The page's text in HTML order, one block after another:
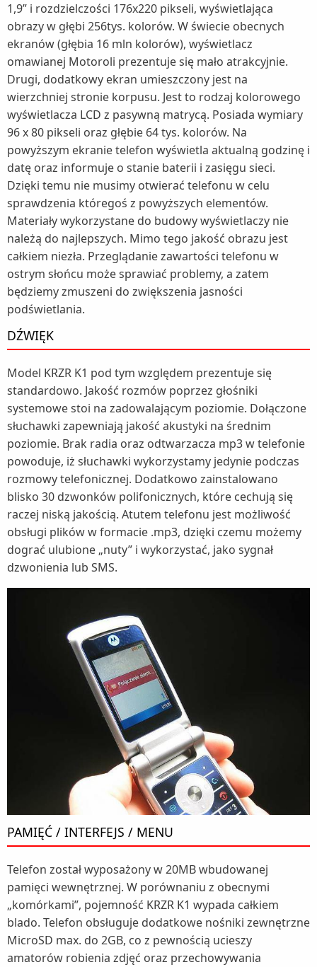
1,9” i rozdzielczości 176x220 pikseli, wyświetlająca
obrazy w głębi 256tys. kolorów. W świecie obecnych
ekranów (głębia 16 mln kolorów), wyświetlacz
omawianej Motoroli prezentuje się mało atrakcyjnie.
Drugi, dodatkowy ekran umieszczony jest na
wierzchniej stronie korpusu. Jest to rodzaj kolorowego
wyświetlacza LCD z pasywną matrycą. Posiada wymiary
96 x 80 pikseli oraz głębie 64 tys. kolorów. Na
powyższym ekranie telefon wyświetla aktualną godzinę i
datę oraz informuje o stanie baterii i zasięgu sieci.
Dzięki temu nie musimy otwierać telefonu w celu
sprawdzenia któregoś z powyższych elementów.
Materiały wykorzystane do budowy wyświetlaczy nie
należą do najlepszych. Mimo tego jakość obrazu jest
całkiem niezła. Przeglądanie zawartości telefonu w
ostrym słońcu może sprawiać problemy, a zatem
będziemy zmuszeni do zwiększenia jasności
podświetlania.
DŹWIĘK
Model KRZR K1 pod tym względem prezentuje się
standardowo. Jakość rozmów poprzez głośniki
systemowe stoi na zadowalającym poziomie. Dołączone
słuchawki zapewniają jakość akustyki na średnim
poziomie. Brak radia oraz odtwarzacza mp3 w telefonie
powoduje, iż słuchawki wykorzystamy jedynie podczas
rozmowy telefonicznej. Dodatkowo zainstalowano
blisko 30 dzwonków polifonicznych, które cechują się
raczej niską jakością. Atutem telefonu jest możliwość
obsługi plików w formacie .mp3, dzięki czemu możemy
dograć ulubione „nuty” i wykorzystać, jako sygnał
dzwonienia lub SMS.
PAMIĘĆ / INTERFEJS / MENU
Telefon został wyposażony w 20MB wbudowanej
pamięci wewnętrznej. W porównaniu z obecnymi
„komórkami”, pojemność KRZR K1 wypada całkiem
blado. Telefon obsługuje dodatkowe nośniki zewnętrzne
MicroSD max. do 2GB, co z pewnością ucieszy
amatorów robienia zdjęć oraz przechowywania